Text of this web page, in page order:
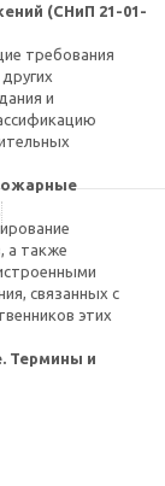
(СНиП 21-01-
требования
и
а также
связанных с
этих
Термины и